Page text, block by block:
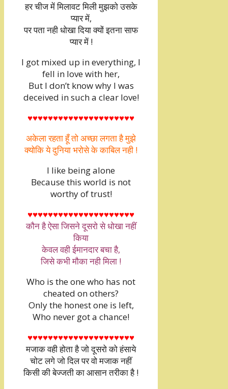
हर चीज में मिलावट मिली मुझको उसके
प्यार में,
पर पता नही धोखा दिया क्यों इतना साफ
प्यार में !
I got mixed up in everything, I
fell in love with her,
But I don’t know why I was
deceived in such a clear love!
♥♥♥♥♥♥♥♥♥♥♥♥♥♥♥♥♥♥♥♥♥
अकेला रहता हूँ तो अच्छा लगता है मुझे
क्योकि ये दुनिया भरोसे के काबिल नही !
I like being alone
Because this world is not
worthy of trust!
♥♥♥♥♥♥♥♥♥♥♥♥♥♥♥♥♥♥♥♥♥
कौन है ऐसा जिसने दूसरो से धोखा नहीं
किया
केवल वही ईमानदार बचा है,
जिसे कभी मौका नही मिला !
Who is the one who has not
cheated on others?
Only the honest one is left,
Who never got a chance!
♥♥♥♥♥♥♥♥♥♥♥♥♥♥♥♥♥♥♥♥♥
मजाक वही होता है जो दूसरो को हंसाये
चोट लगे जो दिल पर वो मजाक नहीं
किसी की बेज्जती का आसान तरीका है !